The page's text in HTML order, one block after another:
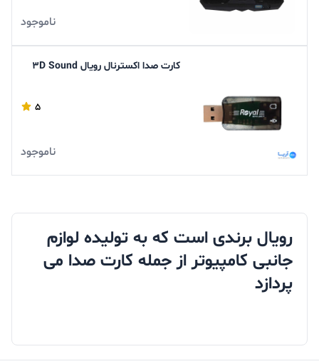
ناموجود
کارت صدا اکسترنال رویال 3D Sound
5
ناموجود
رویال برندی است که به تولیده لوازم
جانبی کامپیوتر از جمله کارت صدا می
پردازد